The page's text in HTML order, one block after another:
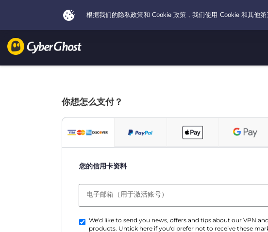
你想怎么支付？
您的信用卡资料
电子邮箱（用于激活账号）
We'd like to send you news, offers and tips about our VPN
products. Untick here if you'd prefer not to receive these